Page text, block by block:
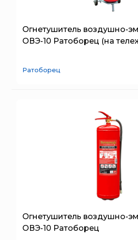
Огнетушитель воздушно-
ОВЭ-10 Ратоборец (на
Ратоборец
Огнетушитель воздушно-
ОВЭ-10 Ратоборец